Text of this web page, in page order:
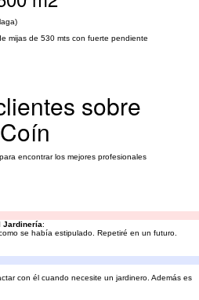
mijas de 530 mts con fuerte pendiente
sobre
encontrar los mejores profesionales
Jardinería:
se había estipulado. Repetiré en un futuro.
con él cuando necesite un jardinero. Además es